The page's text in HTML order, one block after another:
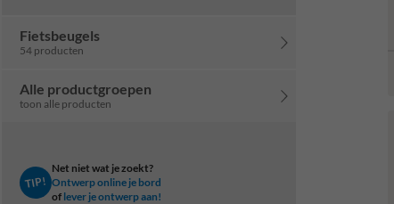
Fietsbeugels
54 producten
Alle productgroepen
toon alle producten
TIP!
Net niet wat je zoekt?
Ontwerp online je bord
of lever je ontwerp aan!